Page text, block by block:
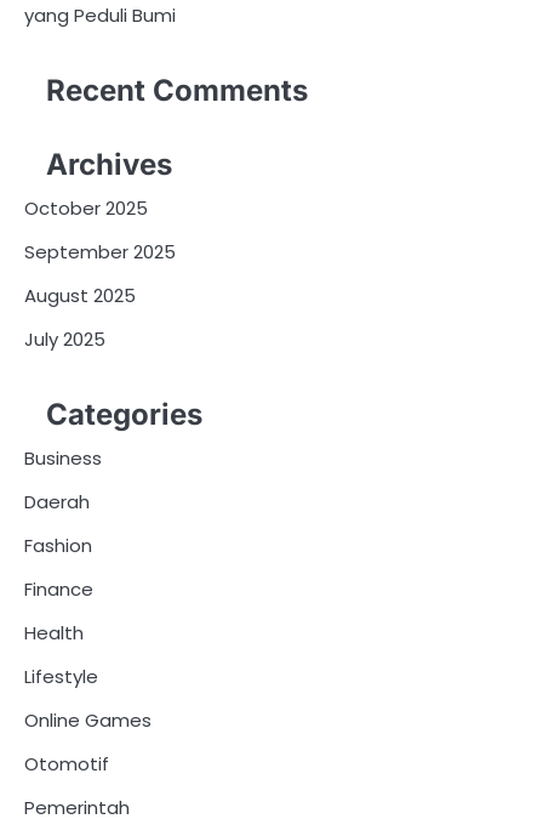
yang Peduli Bumi
Recent Comments
Archives
October 2025
September 2025
August 2025
July 2025
Categories
Business
Daerah
Fashion
Finance
Health
Lifestyle
Online Games
Otomotif
Pemerintah